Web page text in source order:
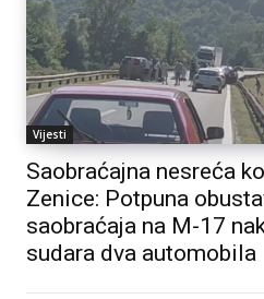
Vijesti
Saobraćajna nesreća
Zenice: Potpuna
saobraćaja na M-17
sudara dva automobila